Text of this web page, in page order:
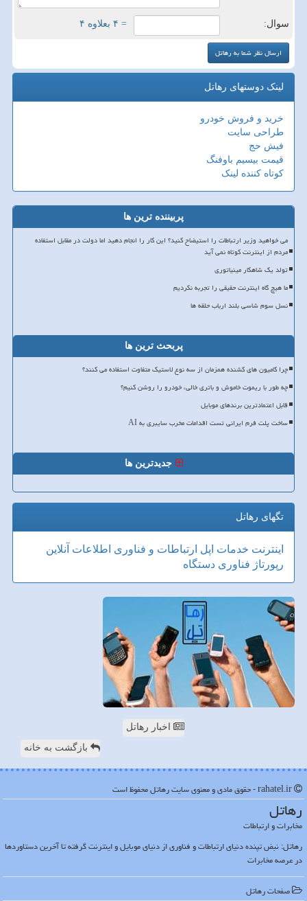
سوال: = ۴ بعلاوه ۴
لینک دوستهای رهاتل
خرید و فروش خودرو
طراحی سایت
فیش حج
قیمت بیسیم باوفنگ
کوتاه کننده لینک
پربیننده ترین ها
می خواهید وزیر ارتباطات را استیضاح کنید؟ این کار را انجام دهید اما دولت در مقابل استفاده
مردم از اینترنت کوتاه نمی آید
تولد یک شاهکار مینیاتوری
ما هیچ گاه اینترنت حقیقی را تجربه نکردیم
نسل سوم شاسی بلند ارباب حلقه ها
پربحث ترین ها
چرا کامیون های کشنده همزمان از سه نوع لاستیک متفاوت استفاده می کنند؟
چه طور با ریموت خاموش و باتری خالی، خودرو را روشن کنیم؟
قابل اعتمادترین برندهای موبایل
ساخت پلت فرم ایرانی تست اقدامات مخرب سایبری به AI
جدیدترین ها
تگهای رهاتل
اینترنت خدمات اپل ارتباطات و فناوری اطلاعات آنلاین
رپورتاژ فناوری دستگاه
اخبار رهاتل
بازگشت به خانه
رهاتل
مخابرات و ارتباطات
رهاتل: نبض تپنده دنیای ارتباطات و فناوری از دنیای موبایل و اینترنت گرفته تا آخرین دستاوردها
در عرصه مخابرات
صفحات رهاتل